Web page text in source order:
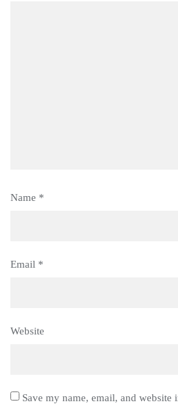
Name *
Email *
Website
Save my name, email, and